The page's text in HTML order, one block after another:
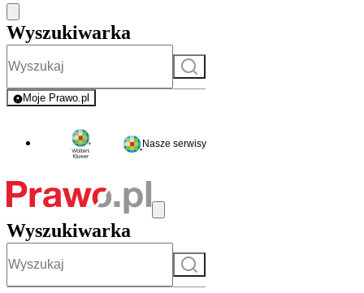
Wyszukiwarka
Szukaj
Moje Prawo.pl
- rejestracja i logowanie do serwisu
Nasze serwisy
Wyszukiwarka
Szukaj